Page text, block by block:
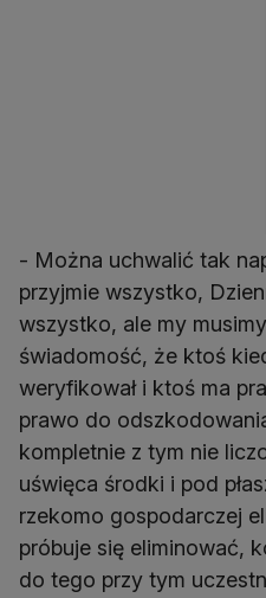
- Można uchwalić tak
przyjmie wszystko,
wszystko, ale my
świadomość, że ktoś
weryfikował i ktoś ma
prawo do
kompletnie z tym nie
uświęca środki i pod
rzekomo gospodarczej
próbuje się eliminować,
do tego przy tym